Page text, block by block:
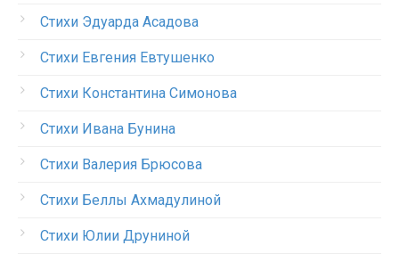
Стихи Эдуарда Асадова
Стихи Евгения Евтушенко
Стихи Константина Симонова
Стихи Ивана Бунина
Стихи Валерия Брюсова
Стихи Беллы Ахмадулиной
Стихи Юлии Друниной